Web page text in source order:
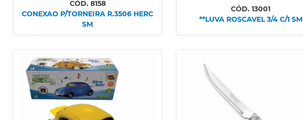
CÓD. 8158
CONEXAO P/TORNEIRA R.3506 HERC
SM
CÓD. 13001
**LUVA ROSCAVEL 3/4 C/1 SM